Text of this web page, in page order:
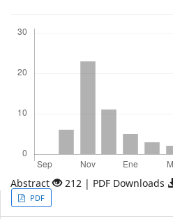
Abstract 212 | PDF Downloads
Article
PDF